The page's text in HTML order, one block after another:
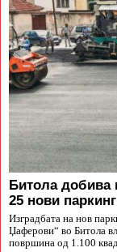
Битола добива
25 нови
Изградбата на нов
Џаферови“ во Битола
површина од 1.100